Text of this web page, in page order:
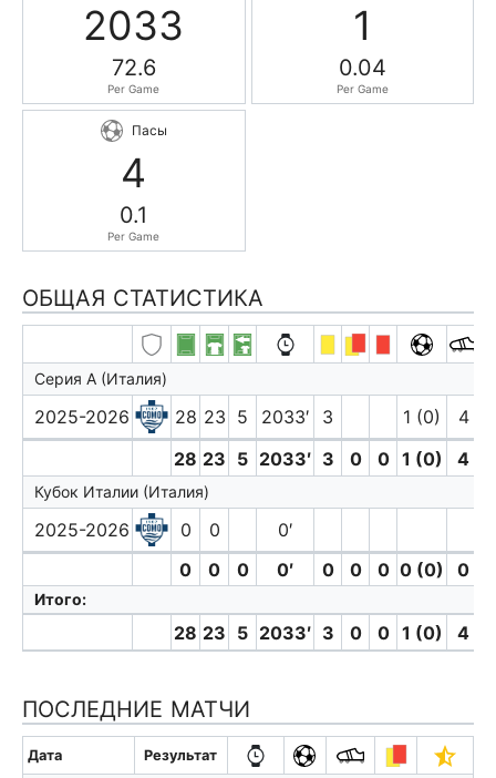
2033
72.6
Per Game
1
0.04
Per Game
Пасы
4
0.1
Per Game
ОБЩАЯ СТАТИСТИКА
Серия А (Италия)
2025-2026 28 23 5 2033′ 3 1 (0)
4
28 23 5 2033′ 3 0 0 1 (0) 4
Кубок Италии (Италия)
2025-2026 0 0
0′
0
0 0 0′ 0 0 0 0 (0) 0
Итого:
28 23 5 2033′ 3 0 0 1 (0) 4
ПОСЛЕДНИЕ МАТЧИ
Дата Результат